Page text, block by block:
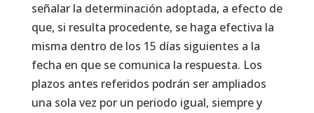
señalar la determinación adoptada, a efecto de
que, si resulta procedente, se haga efectiva la
misma dentro de los 15 días siguientes a la
fecha en que se comunica la respuesta. Los
plazos antes referidos podrán ser ampliados
una sola vez por un periodo igual, siempre y